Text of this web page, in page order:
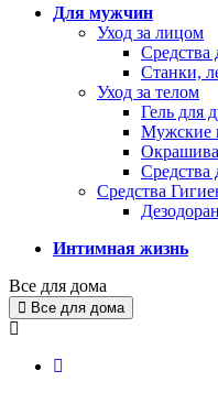
Для мужчин
Уход за лицом
Средства
Станки,
Уход за телом
Гель для
Мужские
Средства
Средства
Интимная жизнь
Все для дома
Все для дома